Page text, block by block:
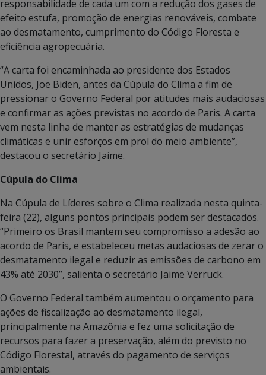
responsabilidade de cada um com a redução dos gases de
efeito estufa, promoção de energias renováveis, combate
ao desmatamento, cumprimento do Código Floresta e
eficiência agropecuária.
“A carta foi encaminhada ao presidente dos Estados
Unidos, Joe Biden, antes da Cúpula do Clima a fim de
pressionar o Governo Federal por atitudes mais audaciosas
e confirmar as ações previstas no acordo de Paris. A carta
vem nesta linha de manter as estratégias de mudanças
climáticas e unir esforços em prol do meio ambiente”,
destacou o secretário Jaime.
Cúpula do Clima
Na Cúpula de Líderes sobre o Clima realizada nesta quinta-
feira (22), alguns pontos principais podem ser destacados.
“Primeiro os Brasil mantem seu compromisso a adesão ao
acordo de Paris, e estabeleceu metas audaciosas de zerar o
desmatamento ilegal e reduzir as emissões de carbono em
43% até 2030”, salienta o secretário Jaime Verruck.
O Governo Federal também aumentou o orçamento para
ações de fiscalização ao desmatamento ilegal,
principalmente na Amazônia e fez uma solicitação de
recursos para fazer a preservação, além do previsto no
Código Florestal, através do pagamento de serviços
ambientais.